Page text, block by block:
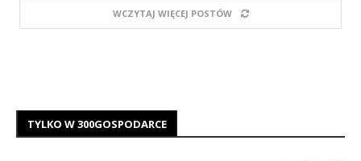
WCZYTAJ WIĘCEJ POSTÓW
TYLKO W 300GOSPODARCE